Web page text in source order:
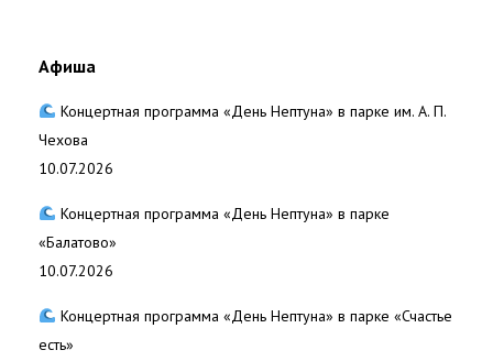
Афиша
Концертная программа «День Нептуна» в парке им. А. П.
Чехова
10.07.2026
Концертная программа «День Нептуна» в парке
«Балатово»
10.07.2026
Концертная программа «День Нептуна» в парке «Счастье
есть»